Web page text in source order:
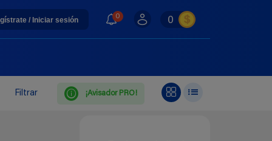
/ Iniciar sesión 0 0
Filtrar ¡Avisador PRO!